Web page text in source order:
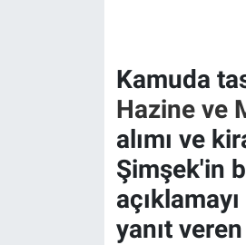
Kamuda
Hazine ve
alımı ve
Şimşek'in
yanıt
Günün görüntüsü